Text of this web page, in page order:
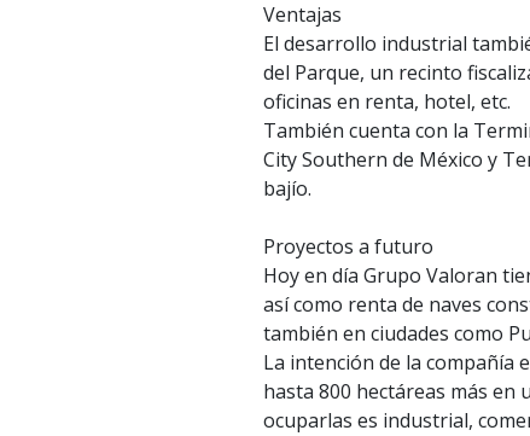
Ventajas
El desarrollo industrial
del Parque, un recinto
oficinas en renta, hotel, etc.
También cuenta con la
City Southern de México y
bajío.
Proyectos a futuro
Hoy en día Grupo Valoran
así como renta de naves
también en ciudades como
La intención de la compañía
hasta 800 hectáreas más en
ocuparlas es industrial,